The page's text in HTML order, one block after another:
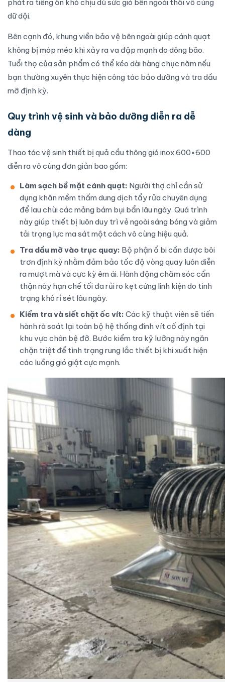
phát ra tiếng ồn khó chịu dù sức gió bên ngoài thổi vô cùng
dữ dội.
Bên cạnh đó, khung viền bảo vệ bên ngoài giúp cánh quạt
không bị móp méo khi xảy ra va đập mạnh do dông bão.
Tuổi thọ của sản phẩm có thể kéo dài hàng chục năm nếu
bạn thường xuyên thực hiện công tác bảo dưỡng và tra dầu
mỡ định kỳ.
Quy trình vệ sinh và bảo dưỡng diễn ra dễ
dàng
Thao tác vệ sinh thiết bị quả cầu thông gió inox 600×600
diễn ra vô cùng đơn giản bao gồm:
Làm sạch bề mặt cánh quạt: Người thợ chỉ cần sử
dụng khăn mềm thấm dung dịch tẩy rửa chuyên dụng
để lau chùi các mảng bám bụi bẩn lâu ngày. Quá trình
này giúp thiết bị luôn duy trì vẻ ngoài sáng bóng và giảm
tải trọng lực ma sát một cách vô cùng hiệu quả.
Tra dầu mỡ vào trục quay: Bộ phận ổ bi cần được bôi
trơn định kỳ nhằm đảm bảo tốc độ vòng quay luôn diễn
ra mượt mà và cực kỳ êm ái. Hành động chăm sóc cẩn
thận này hạn chế tối đa rủi ro kẹt cứng linh kiện do tình
trạng khô rỉ sét lâu ngày.
Kiểm tra và siết chặt ốc vít: Các kỹ thuật viên sẽ tiến
hành rà soát lại toàn bộ hệ thống đinh vít cố định tại
khu vực chân bệ đỡ. Bước kiểm tra kỹ lưỡng này ngăn
chặn triệt để tình trạng rung lắc thiết bị khi xuất hiện
các luồng gió giật cực mạnh.